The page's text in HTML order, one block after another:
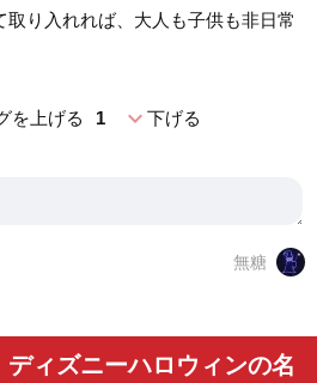
り入れれば、大人も子供も非日常
を上げる 1 expand_more下げる
無糖
ディズニーハロウィンの名